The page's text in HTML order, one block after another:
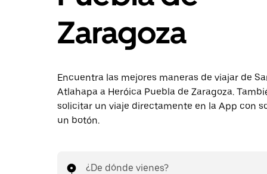
Zaragoza
Encuentra las mejores maneras de viajar de
Atlahapa a Heróica Puebla de Zaragoza.
solicitar un viaje directamente en la App con
un botón.
¿De dónde vienes?